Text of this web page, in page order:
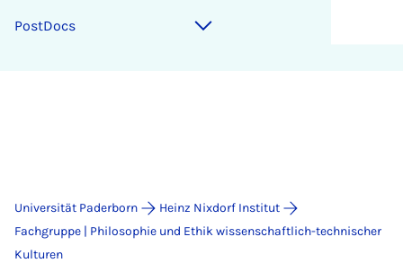
Post­Docs
Universität Paderborn
Heinz Nixdorf Institut
Fachgruppe | Philosophie und Ethik wissenschaftlich-technischer
Kulturen